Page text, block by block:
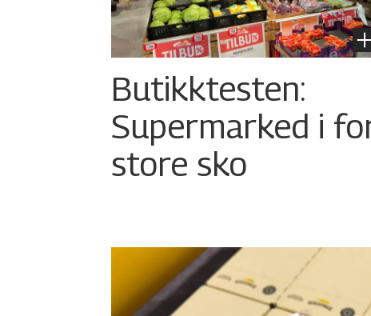
Butikktesten:
Supermarked i
store sko